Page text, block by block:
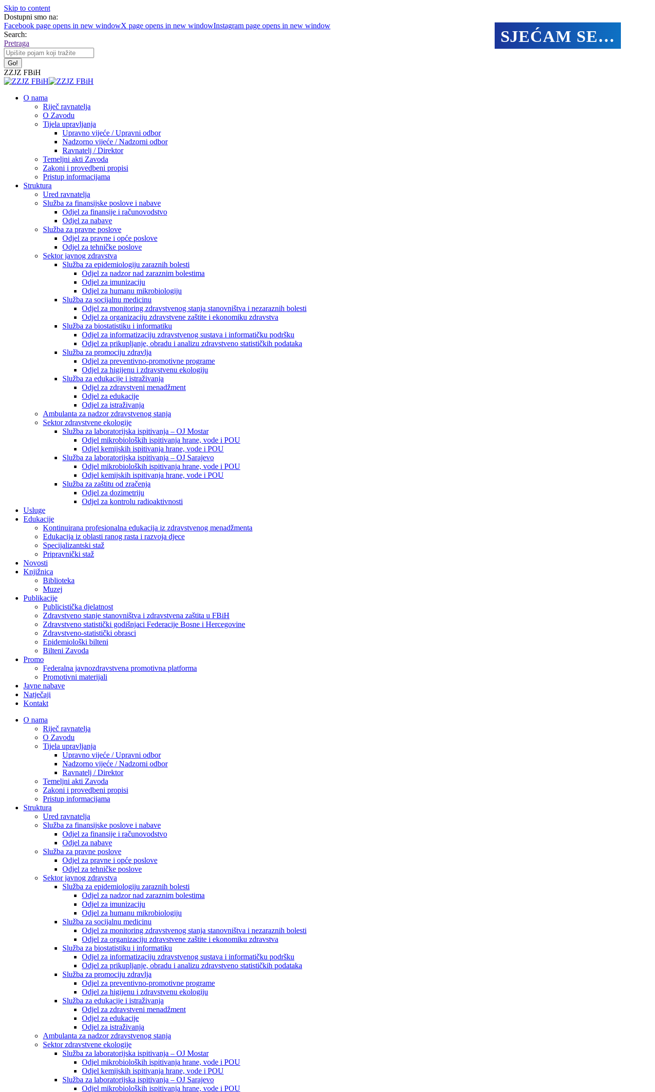
Skip to content
Dostupni smo na:
Facebook page opens in new windowX page opens in new windowInstagram page opens in new window
Search:
Pretraga
ZZJZ FBiH
SJEĆAM SE…
O nama
Riječ ravnatelja
O Zavodu
Tijela upravljanja
Upravno vijeće / Upravni odbor
Nadzorno vijeće / Nadzorni odbor
Ravnatelj / Direktor
Temeljni akti Zavoda
Zakoni i provedbeni propisi
Pristup informacijama
Struktura
Ured ravnatelja
Služba za finansijske poslove i nabave
Odjel za finansije i računovodstvo
Odjel za nabave
Služba za pravne poslove
Odjel za pravne i opće poslove
Odjel za tehničke poslove
Sektor javnog zdravstva
Služba za epidemiologiju zaraznih bolesti
Odjel za nadzor nad zaraznim bolestima
Odjel za imunizaciju
Odjel za humanu mikrobiologiju
Služba za socijalnu medicinu
Odjel za monitoring zdravstvenog stanja stanovništva i nezaraznih bolesti
Odjel za organizaciju zdravstvene zaštite i ekonomiku zdravstva
Služba za biostatistiku i informatiku
Odjel za informatizaciju zdravstvenog sustava i informatičku podršku
Odjel za prikupljanje, obradu i analizu zdravstveno statističkih podataka
Služba za promociju zdravlja
Odjel za preventivno-promotivne programe
Odjel za higijenu i zdravstvenu ekologiju
Služba za edukacije i istraživanja
Odjel za zdravstveni menadžment
Odjel za edukacije
Odjel za istraživanja
Ambulanta za nadzor zdravstvenog stanja
Sektor zdravstvene ekologije
Služba za laboratorijska ispitivanja – OJ Mostar
Odjel mikrobioloških ispitivanja hrane, vode i POU
Odjel kemijskih ispitivanja hrane, vode i POU
Služba za laboratorijska ispitivanja – OJ Sarajevo
Odjel mikrobioloških ispitivanja hrane, vode i POU
Odjel kemijskih ispitivanja hrane, vode i POU
Služba za zaštitu od zračenja
Odjel za dozimetriju
Odjel za kontrolu radioaktivnosti
Usluge
Edukacije
Kontinuirana profesionalna edukacija iz zdravstvenog menadžmenta
Edukacija iz oblasti ranog rasta i razvoja djece
Specijalizantski staž
Pripravnički staž
Novosti
Knjižnica
Biblioteka
Muzej
Publikacije
Publicistička djelatnost
Zdravstveno stanje stanovništva i zdravstvena zaštita u FBiH
Zdravstveno statistički godišnjaci Federacije Bosne i Hercegovine
Zdravstveno-statistički obrasci
Epidemiološki bilteni
Bilteni Zavoda
Promo
Federalna javnozdravstvena promotivna platforma
Promotivni materijali
Javne nabave
Natječaji
Kontakt
O nama
Riječ ravnatelja
O Zavodu
Tijela upravljanja
Upravno vijeće / Upravni odbor
Nadzorno vijeće / Nadzorni odbor
Ravnatelj / Direktor
Temeljni akti Zavoda
Zakoni i provedbeni propisi
Pristup informacijama
Struktura
Ured ravnatelja
Služba za finansijske poslove i nabave
Odjel za finansije i računovodstvo
Odjel za nabave
Služba za pravne poslove
Odjel za pravne i opće poslove
Odjel za tehničke poslove
Sektor javnog zdravstva
Služba za epidemiologiju zaraznih bolesti
Odjel za nadzor nad zaraznim bolestima
Odjel za imunizaciju
Odjel za humanu mikrobiologiju
Služba za socijalnu medicinu
Odjel za monitoring zdravstvenog stanja stanovništva i nezaraznih bolesti
Odjel za organizaciju zdravstvene zaštite i ekonomiku zdravstva
Služba za biostatistiku i informatiku
Odjel za informatizaciju zdravstvenog sustava i informatičku podršku
Odjel za prikupljanje, obradu i analizu zdravstveno statističkih podataka
Služba za promociju zdravlja
Odjel za preventivno-promotivne programe
Odjel za higijenu i zdravstvenu ekologiju
Služba za edukacije i istraživanja
Odjel za zdravstveni menadžment
Odjel za edukacije
Odjel za istraživanja
Ambulanta za nadzor zdravstvenog stanja
Sektor zdravstvene ekologije
Služba za laboratorijska ispitivanja – OJ Mostar
Odjel mikrobioloških ispitivanja hrane, vode i POU
Odjel kemijskih ispitivanja hrane, vode i POU
Služba za laboratorijska ispitivanja – OJ Sarajevo
Odjel mikrobioloških ispitivanja hrane, vode i POU